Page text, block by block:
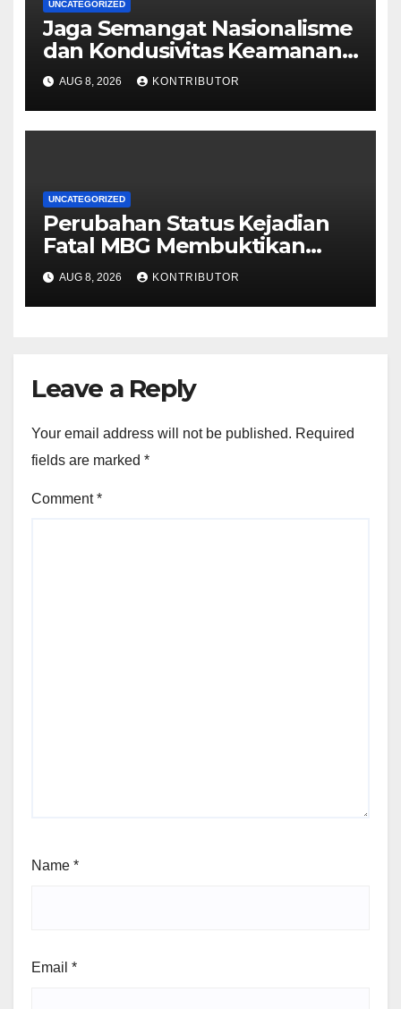
UNCATEGORIZED
Jaga Semangat Nasionalisme
dan Kondusivitas Keamanan
Papua Jelang HUT Ke-81 RI
AUG 8, 2026 KONTRIBUTOR
UNCATEGORIZED
Perubahan Status Kejadian
Fatal MBG Membuktikan
Pemerintah Tidak Main-main
AUG 8, 2026 KONTRIBUTOR
Leave a Reply
Your email address will not be published. Required
fields are marked *
Comment*
Name *
Email *